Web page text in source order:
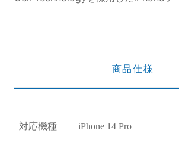
商品仕様
対応機種 iPhone 14 Pro